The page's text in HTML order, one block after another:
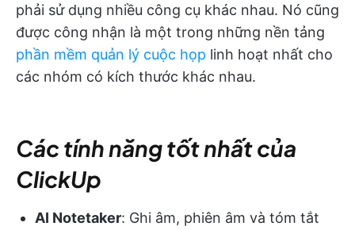
phải sử dụng nhiều công cụ khác nhau. Nó cũng
được công nhận là một trong những nền tảng
phần mềm quản lý cuộc họp linh hoạt nhất cho
các nhóm có kích thước khác nhau.
Các tính năng tốt nhất của
ClickUp
AI Notetaker: Ghi âm, phiên âm và tóm tắt